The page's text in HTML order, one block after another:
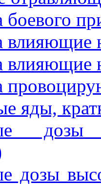
боевого
влияющие
влияющие
яды,
дозы
дозы